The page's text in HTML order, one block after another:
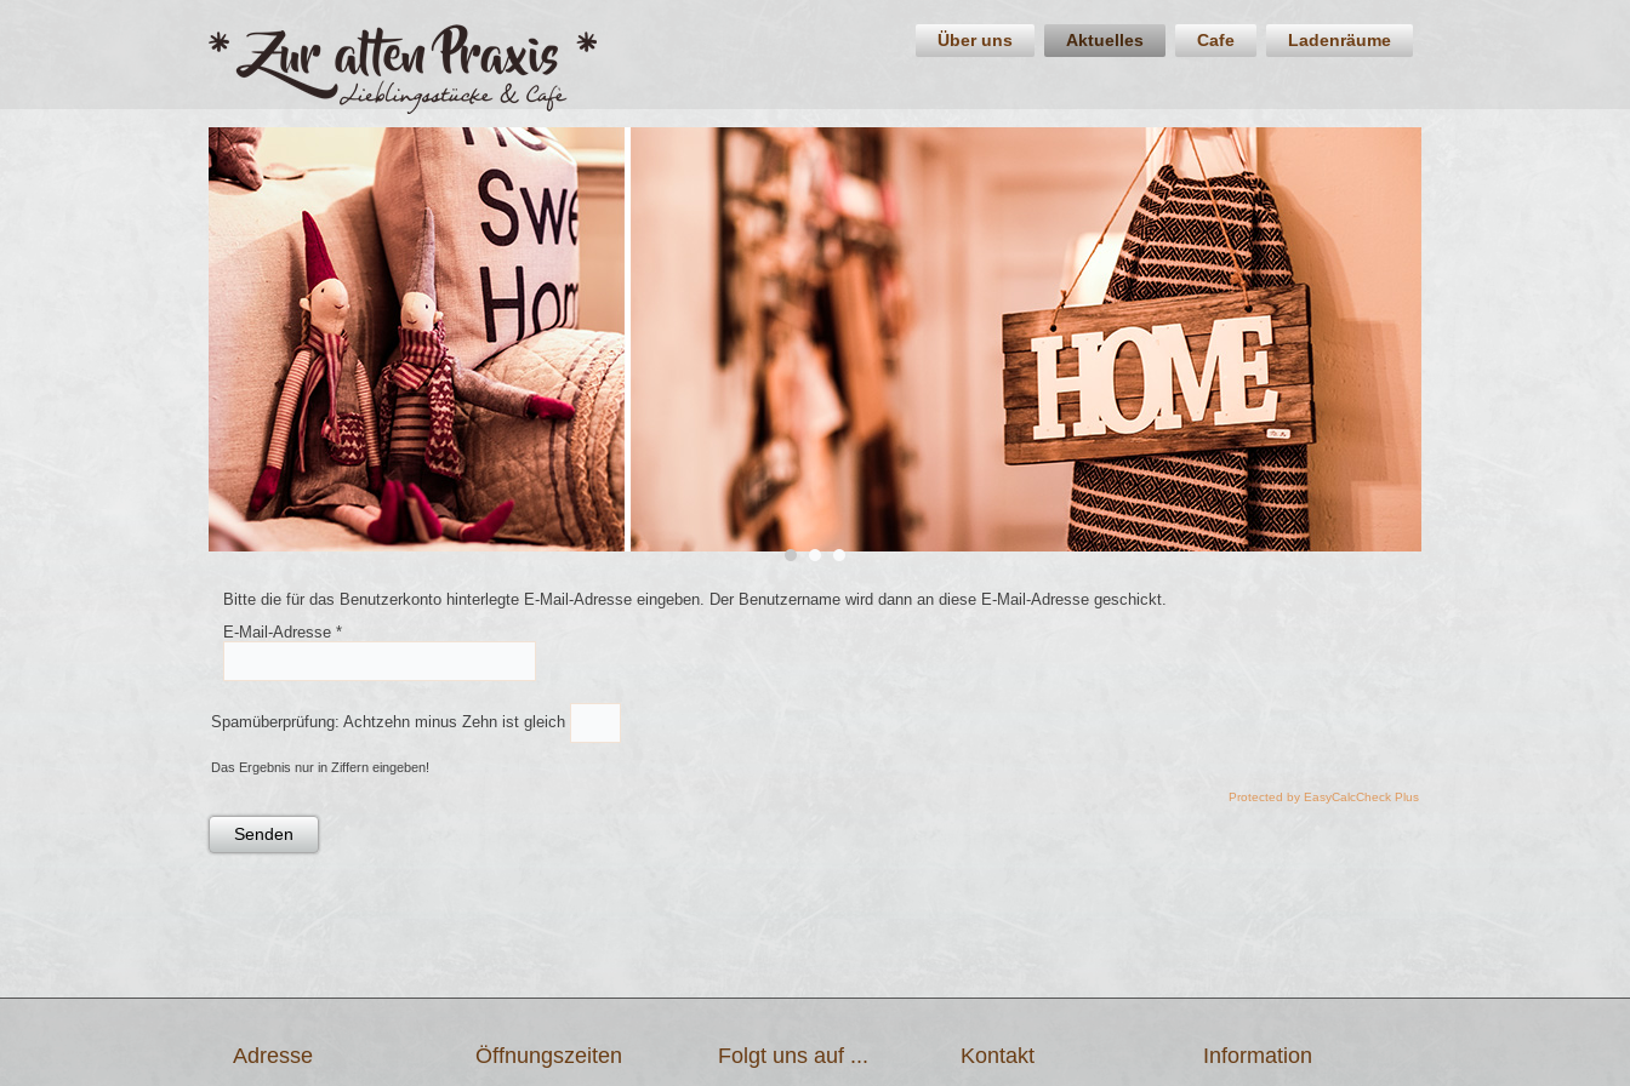
Über uns Aktuelles Cafe Ladenräume
Bitte die für das Benutzerkonto hinterlegte E-Mail-Adresse eingeben. Der Benutzername wird dann an diese E-Mail-Adresse geschickt.
E-Mail-Adresse*
Spamüberprüfung: Achtzehn minus Zehn ist gleich
Das Ergebnis nur in Ziffern eingeben!
Protected by EasyCalcCheck Plus
Senden
Adresse Öffnungszeiten Folgt uns auf ... Kontakt Information